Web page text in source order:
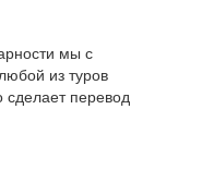
мы с
из туров
сделает перевод